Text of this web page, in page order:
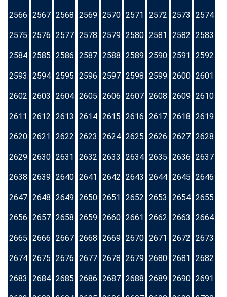
2566 2567 2568 2569 2570 2571 2572 2573 2574
2575 2576 2577 2578 2579 2580 2581 2582 2583
2584 2585 2586 2587 2588 2589 2590 2591 2592
2593 2594 2595 2596 2597 2598 2599 2600 2601
2602 2603 2604 2605 2606 2607 2608 2609 2610
2611 2612 2613 2614 2615 2616 2617 2618 2619
2620 2621 2622 2623 2624 2625 2626 2627 2628
2629 2630 2631 2632 2633 2634 2635 2636 2637
2638 2639 2640 2641 2642 2643 2644 2645 2646
2647 2648 2649 2650 2651 2652 2653 2654 2655
2656 2657 2658 2659 2660 2661 2662 2663 2664
2665 2666 2667 2668 2669 2670 2671 2672 2673
2674 2675 2676 2677 2678 2679 2680 2681 2682
2683 2684 2685 2686 2687 2688 2689 2690 2691